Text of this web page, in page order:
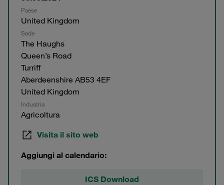
Paese
United Kingdom
Sede
The Haughs
Queen’s Road
Turriff
Aberdeenshire AB53 4EF
United Kingdom
Industria
Agricoltura
Visita il sito web
Aggiungi al calendario:
ICS Download